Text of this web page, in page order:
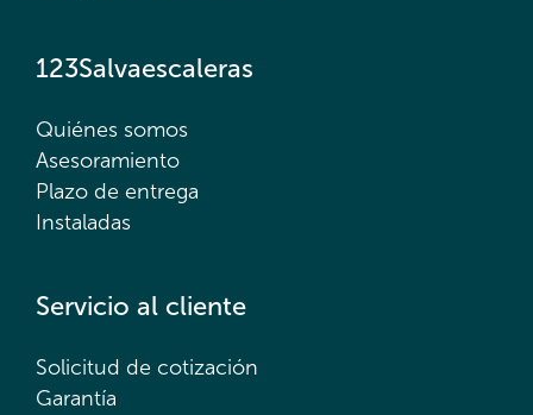
123Salvaescaleras
Quiénes somos
Asesoramiento
Plazo de entrega
Instaladas
Servicio al cliente
Solicitud de cotización
Garantía